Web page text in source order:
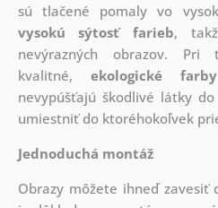
sú tlačené pomaly vo
vysokú sýtosť farieb,
nevýrazných obrazov. Pri
kvalitné, ekologické farby
nevypúšťajú škodlivé látky
umiestniť do ktoréhokoľvek
Jednoduchá montáž
Obrazy môžete ihneď zavesiť